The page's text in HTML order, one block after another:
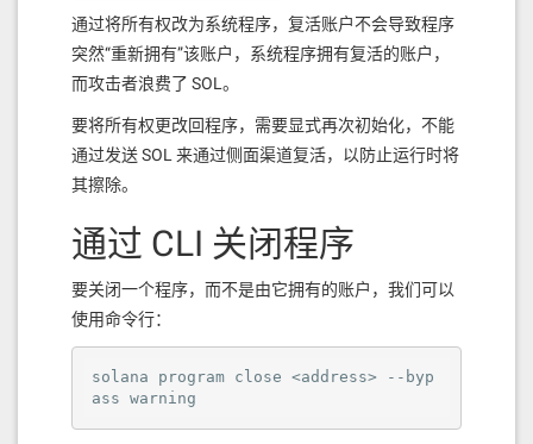
通过将所有权改为系统程序，复活账户不会导致程序
突然“重新拥有”该账户，系统程序拥有复活的账户，
而攻击者浪费了 SOL。
要将所有权更改回程序，需要显式再次初始化，不能
通过发送 SOL 来通过侧面渠道复活，以防止运行时将
其擦除。
通过 CLI 关闭程序
要关闭一个程序，而不是由它拥有的账户，我们可以
使用命令行：
solana program close <address> --byp
ass warning